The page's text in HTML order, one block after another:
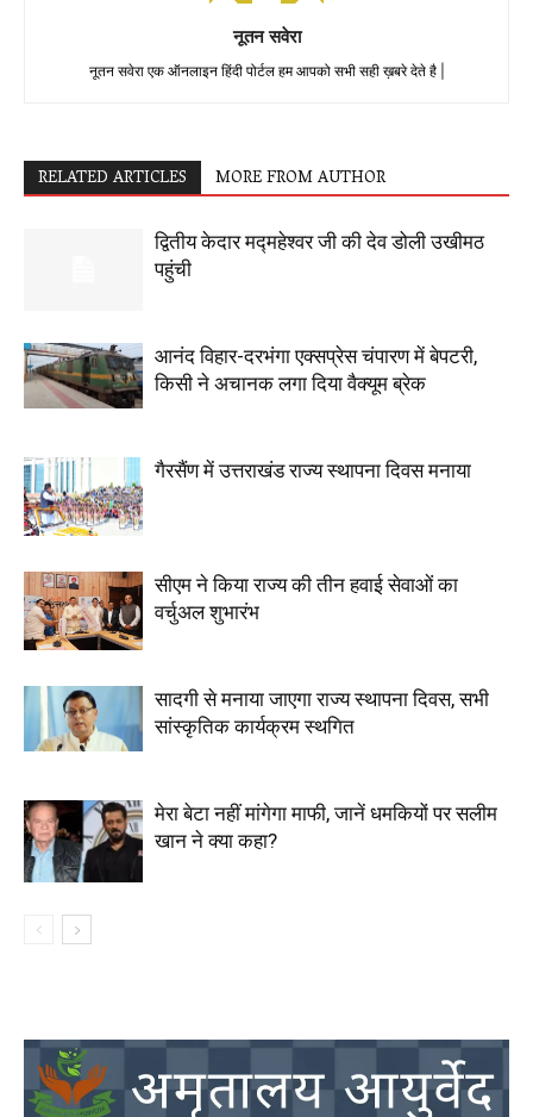
नूतन सवेरा
नूतन सवेरा एक ऑनलाइन हिंदी पोर्टल हम आपको सभी सही ख़बरे देते है |
RELATED ARTICLES MORE FROM AUTHOR
द्वितीय केदार मद्महेश्वर जी की देव डोली उखीमठ
पहुंची
आनंद विहार-दरभंगा एक्सप्रेस चंपारण में बेपटरी,
किसी ने अचानक लगा दिया वैक्यूम ब्रेक
गैरसैंण में उत्तराखंड राज्य स्थापना दिवस मनाया
सीएम ने किया राज्य की तीन हवाई सेवाओं का
वर्चुअल शुभारंभ
सादगी से मनाया जाएगा राज्य स्थापना दिवस, सभी
सांस्कृतिक कार्यक्रम स्थगित
मेरा बेटा नहीं मांगेगा माफी, जानें धमकियों पर सलीम
खान ने क्या कहा?